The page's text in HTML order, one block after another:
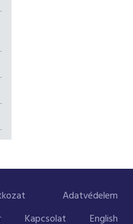
Adatvédelem
Kapcsolat English